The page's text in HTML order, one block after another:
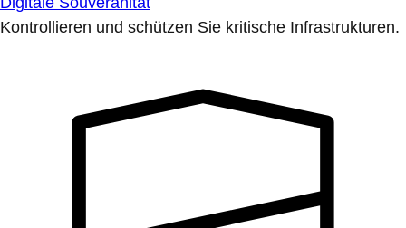
Kontrollieren und schützen Sie kritische Infrastrukturen.